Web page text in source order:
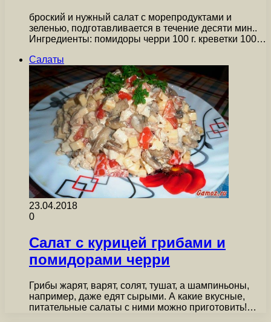
броский и нужный салат с морепродуктами и
зеленью, подготавливается в течение десяти мин..
Ингредиенты: помидоры черри 100 г. креветки 100…
Салаты
23.04.2018
0
Салат с курицей грибами и
помидорами черри
Грибы жарят, варят, солят, тушат, а шампиньоны,
например, даже едят сырыми. А какие вкусные,
питательные салаты с ними можно приготовить!…